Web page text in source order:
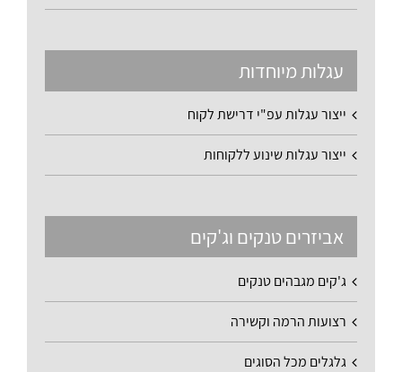
עגלות מיוחדות
ייצור עגלות עפ"י דרישת לקוח
ייצור עגלות שינוע ללקוחות
אביזרים טנקים וג'קים
ג'קים מגבהים טנקים
רצועות הרמה וקשירה
גלגלים מכל הסוגים